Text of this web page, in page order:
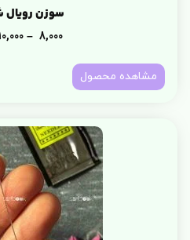
سوزن رویال
8,000
–
مشاهده محصول